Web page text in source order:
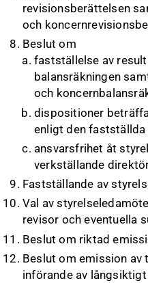
revisionsberättelsen
och
Beslut om
fastställelse av
balansräkningen
och
dispositioner
enligt den fastställda
ansvarsfrihet åt
verkställande
Fastställande av
Val av
revisor och eventuella
Beslut om riktad
Beslut om emission
införande av